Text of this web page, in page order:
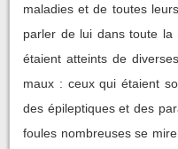
maladies et de toutes
parler de lui dans toute
étaient atteints de
maux : ceux qui étaient
des épileptiques et des
foules nombreuses se